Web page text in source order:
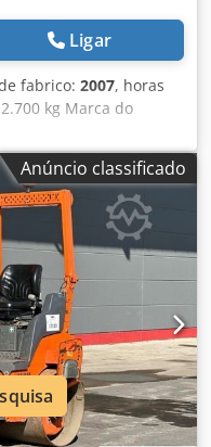
Ligar
fabrico: 2007, horas
kg Marca do
de série:
o nosso site para
máquinas prontas
das exibidas
nos ligar ou enviar
as nossas
e verificadas quanto à
contactar e as
Uwrjfx Airea Estamos
inglês, francês,
a nossa ampla gama
Anúncio classificado